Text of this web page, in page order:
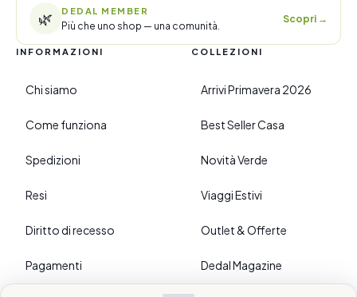
🌿 DEDAL MEMBER
Più che uno shop — una comunità.
Scopri →
INFORMAZIONI
Chi siamo
Come funziona
Spedizioni
Resi
Diritto di recesso
Pagamenti
COLLEZIONI
Arrivi Primavera 2026
Best Seller Casa
Novità Verde
Viaggi Estivi
Outlet & Offerte
Dedal Magazine